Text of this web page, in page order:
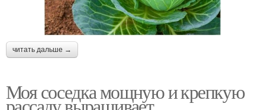
читать дальше →
Моя соседка мощную и крепкую